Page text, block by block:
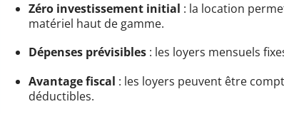
Zéro investissement initial : la location
matériel haut de gamme.
Dépenses prévisibles : les loyers mensuels
Avantage fiscal : les loyers peuvent être
déductibles.